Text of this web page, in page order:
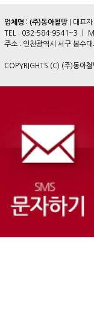
업체명 : (주)동아철망 | 대표
TEL : 032-584-9541~3 ㅣ
주소 : 인천광역시 서구 봉
COPYRIGHTS (C) (주)동아